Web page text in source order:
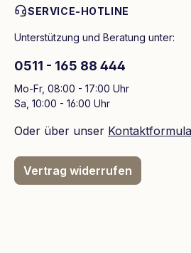
SERVICE-HOTLINE
Unterstützung und Beratung unter:
0511 - 165 88 444
Mo-Fr, 08:00 - 17:00 Uhr
Sa, 10:00 - 16:00 Uhr
Oder über unser
Vertrag widerrufen